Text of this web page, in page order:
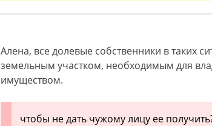
Алена, все долевые собственники в таких
земельным участком, необходимым для
имуществом.
чтобы не дать чужому лицу ее